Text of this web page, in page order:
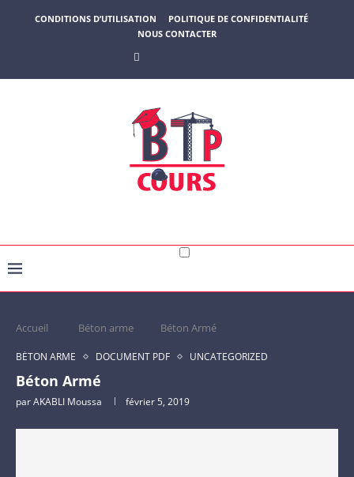
CONDITIONS D’UTILISATION
POLITIQUE DE CONFIDENTIALITÉ
NOUS CONTACTER
Accueil Béton arme Béton Armé
BÉTON ARME DOCUMENT PDF UNCATEGORIZED
Béton Armé
parAKABLI Moussa février 5, 2019